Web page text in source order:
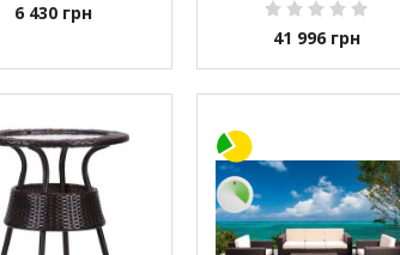
6 430 грн
41 996 грн